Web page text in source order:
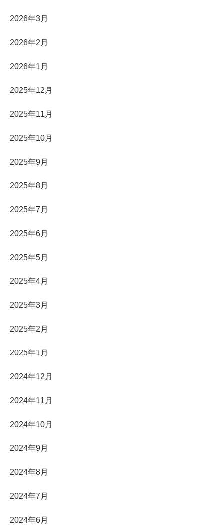
2026年3月
2026年2月
2026年1月
2025年12月
2025年11月
2025年10月
2025年9月
2025年8月
2025年7月
2025年6月
2025年5月
2025年4月
2025年3月
2025年2月
2025年1月
2024年12月
2024年11月
2024年10月
2024年9月
2024年8月
2024年7月
2024年6月